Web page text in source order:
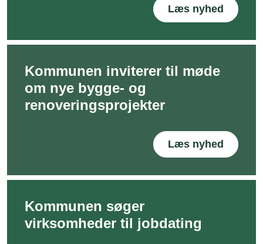
Læs nyhed
Kommunen inviterer til møde
om nye bygge- og
renoveringsprojekter
Læs nyhed
Kommunen søger
virksomheder til jobdating